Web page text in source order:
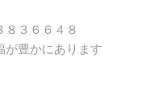
３６６４８
が豊かにあります